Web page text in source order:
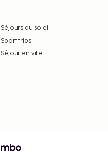
Séjours au soleil
Sport trips
Séjour en ville